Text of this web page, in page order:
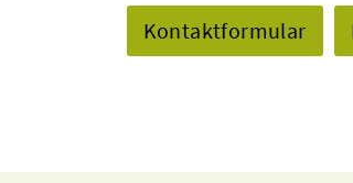
Kontaktformular